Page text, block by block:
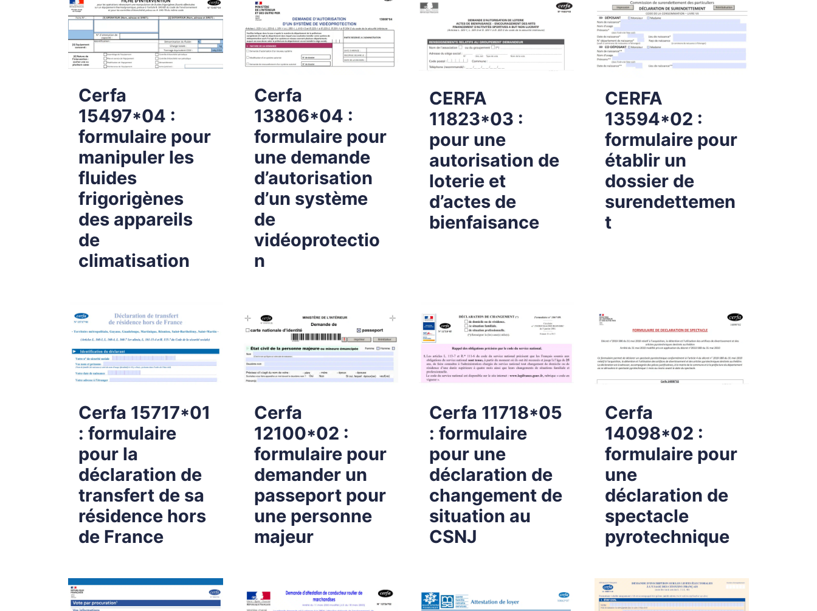
Cerfa
15497*04 :
formulaire pour
manipuler les
fluides
frigorigènes
des appareils
de
climatisation
Cerfa
13806*04 :
formulaire pour
une demande
d’autorisation
d’un système
de
vidéoprotectio
n
CERFA
11823*03 :
pour une
autorisation de
loterie et
d’actes de
bienfaisance
CERFA
13594*02 :
formulaire pour
établir un
dossier de
surendettemen
t
Cerfa 15717*01
: formulaire
pour la
déclaration de
transfert de sa
résidence hors
de France
Cerfa
12100*02 :
formulaire pour
demander un
passeport pour
une personne
majeur
Cerfa 11718*05
: formulaire
pour une
déclaration de
changement de
situation au
CSNJ
Cerfa
14098*02 :
formulaire pour
une
déclaration de
spectacle
pyrotechnique